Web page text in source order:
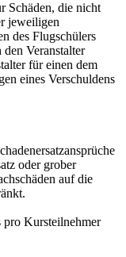
Schäden, die nicht
jeweiligen
des Flugschülers
Veranstalter
für einen dem
eines Verschuldens
oder grober
auf die
pro Kursteilnehmer